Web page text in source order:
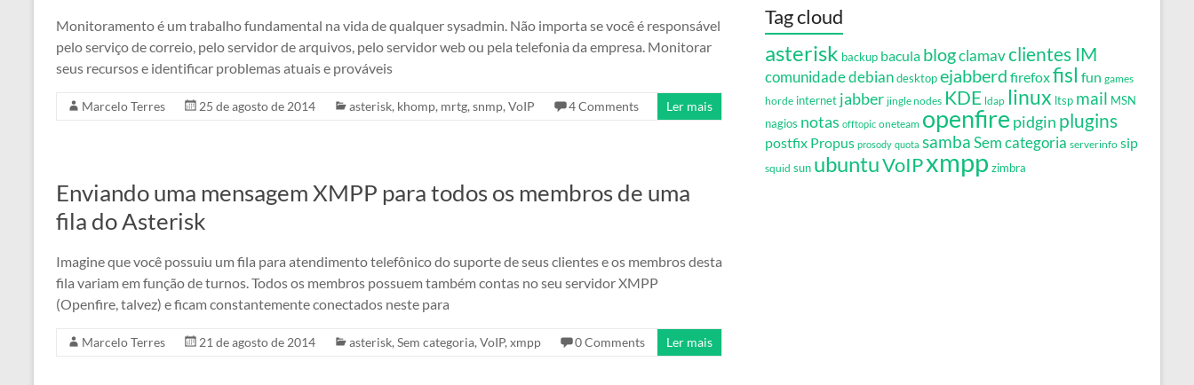
Monitoramento é um trabalho fundamental na vida de qualquer sysadmin. Não importa se você é responsável
pelo serviço de correio, pelo servidor de arquivos, pelo servidor web ou pela telefonia da empresa. Monitorar
seus recursos e identificar problemas atuais e prováveis
Marcelo Terres 25 de agosto de 2014 asterisk, khomp, mrtg, snmp, VoIP 4 Comments Ler mais
Enviando uma mensagem XMPP para todos os membros de uma
fila do Asterisk
Imagine que você possuiu um fila para atendimento telefônico do suporte de seus clientes e os membros desta
fila variam em função de turnos. Todos os membros possuem também contas no seu servidor XMPP
(Openfire, talvez) e ficam constantemente conectados neste para
Marcelo Terres 21 de agosto de 2014 asterisk, Sem categoria, VoIP, xmpp 0 Comments Ler mais
Tag cloud
asterisk backup bacula blogclamavclientes IM
comunidadedebian desktop ejabberd firefoxfisl fun games
horde internet jabber jingle nodes KDE ldap linux ltsp mail MSN
nagios notas offtopic oneteam openfire pidgin plugins
postfix Propus prosody quota samba Sem categoria serverinfo sip
squid sun ubuntuVoIPxmpp zimbra